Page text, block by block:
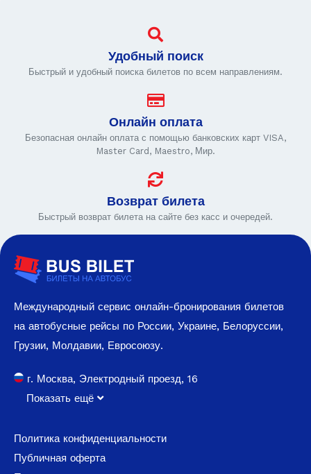
Удобный поиск
Быстрый и удобный поиска билетов по всем направлениям.
Онлайн оплата
Безопасная онлайн оплата с помощью банковских карт VISA,
Master Card, Maestro, Мир.
Возврат билета
Быстрый возврат билета на сайте без касс и очередей.
Международный сервис онлайн-бронирования билетов
на автобусные рейсы по России, Украине, Белоруссии,
Грузии, Молдавии, Евросоюзу.
г. Москва, Электродный проезд, 16
Показать ещё
Политика конфиденциальности
Публичная оферта